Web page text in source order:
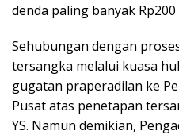
denda paling banyak Rp200
Sehubungan dengan
tersangka melalui kuasa
gugatan praperadilan ke
Pusat atas penetapan
YS. Namun demikian,